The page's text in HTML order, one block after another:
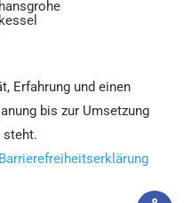
Erfahrung und einen
bis zur Umsetzung
steht.
Barrierefreiheitserklärung